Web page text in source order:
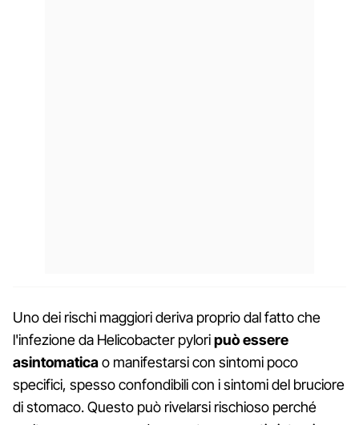
Uno dei rischi maggiori deriva proprio dal fatto che
l'infezione da Helicobacter pyloripuò essere
asintomaticao manifestarsi con sintomi poco
specifici, spesso confondibili con i sintomi del bruciore
di stomaco. Questo può rivelarsi rischioso perché